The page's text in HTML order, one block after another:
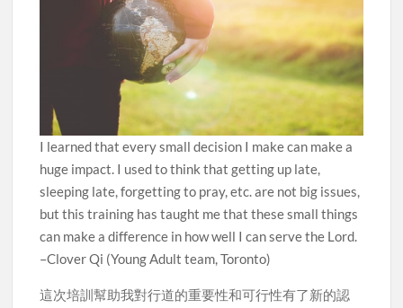
I learned that every small decision I make can make a
huge impact. I used to think that getting up late,
sleeping late, forgetting to pray, etc. are not big issues,
but this training has taught me that these small things
can make a difference in how well I can serve the Lord.
–Clover Qi (Young Adult team, Toronto)
這次培訓幫助我對行道的重要性和可行性有了新的認